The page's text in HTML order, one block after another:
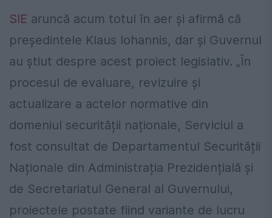
SIE aruncă acum totul în aer și afirmă că
președintele Klaus Iohannis, dar și Guvernul
au știut despre acest proiect legislativ. „În
procesul de evaluare, revizuire și
actualizare a actelor normative din
domeniul securității naționale, Serviciul a
fost consultat de Departamentul Securității
Naționale din Administrația Prezidențială și
de Secretariatul General al Guvernului,
proiectele postate fiind variante de lucru